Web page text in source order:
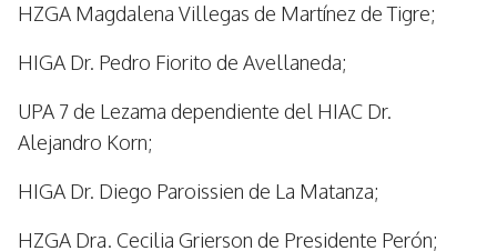
HZGA Magdalena Villegas de Martínez de Tigre;
HIGA Dr. Pedro Fiorito de Avellaneda;
UPA 7 de Lezama dependiente del HIAC Dr.
Alejandro Korn;
HIGA Dr. Diego Paroissien de La Matanza;
HZGA Dra. Cecilia Grierson de Presidente Perón;